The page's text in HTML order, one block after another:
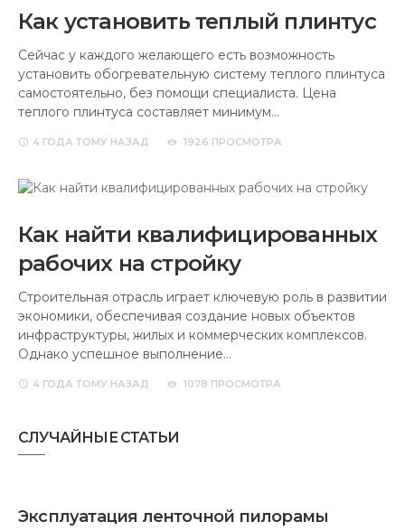
Как установить теплый плинтус
Сейчас у каждого желающего есть возможность
установить обогревательную систему теплого плинтуса
самостоятельно, без помощи специалиста. Цена
теплого плинтуса составляет минимум…
4 ГОДА ТОМУ НАЗАД 1926 ПРОСМОТРА
Как найти квалифицированных
рабочих на стройку
Строительная отрасль играет ключевую роль в развитии
экономики, обеспечивая создание новых объектов
инфраструктуры, жилых и коммерческих комплексов.
Однако успешное выполнение…
4 ГОДА ТОМУ НАЗАД 1078 ПРОСМОТРА
СЛУЧАЙНЫЕ СТАТЬИ
Эксплуатация ленточной пилорамы